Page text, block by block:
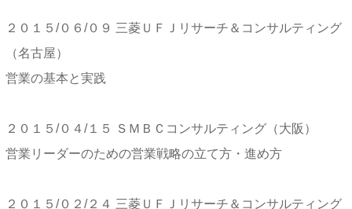
２０１５/０６/０９ 三菱ＵＦＪリサーチ＆コンサルティング
（名古屋）
営業の基本と実践
２０１５/０４/１５ ＳＭＢＣコンサルティング（大阪）
営業リーダーのための営業戦略の立て方・進め方
２０１５/０２/２４ 三菱ＵＦＪリサーチ＆コンサルティング